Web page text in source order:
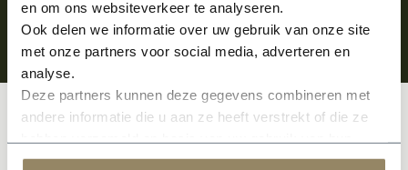
en om ons websiteverkeer te analyseren.
Ook delen we informatie over uw gebruik van onze site
met onze partners voor social media, adverteren en
analyse.
Deze partners kunnen deze gegevens combineren met
andere informatie die u aan ze heeft verstrekt of die ze
services.
Klantenservice